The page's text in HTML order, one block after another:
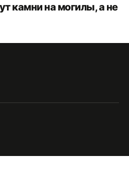
камни на могилы, а не